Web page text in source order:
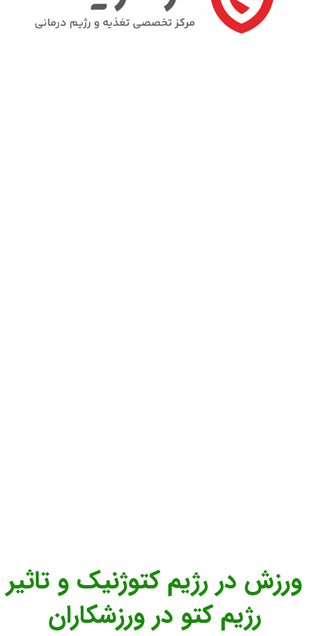
ورزش در رژیم کتوژنیک و تاثیر
رژیم کتو در ورزشکاران